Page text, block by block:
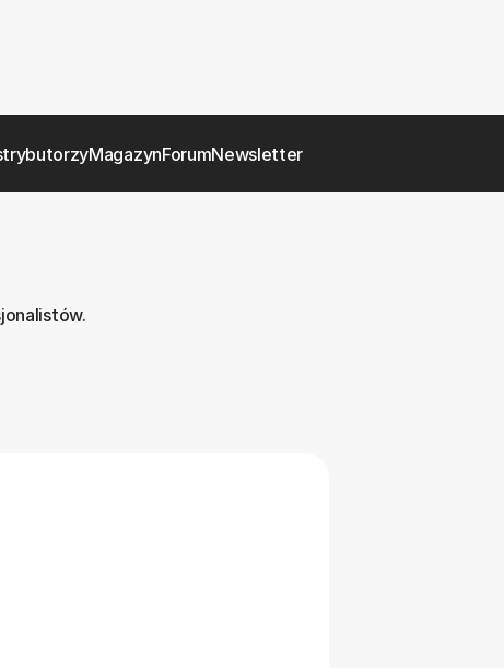
MagazynForumNewsletter